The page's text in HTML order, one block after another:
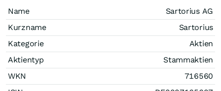
Name
Sartorius AG
Kurzname
Sartorius
Kategorie
Aktien
Aktientyp
Stammaktien
WKN
716560